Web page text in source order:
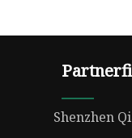
Shenzhen